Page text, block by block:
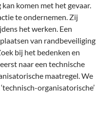
komen met het gevaar.
te ondernemen. Zij
het werken. Een
van randbeveiliging
bij het bedenken en
naar een technische
maatregel. We
organisatorische’